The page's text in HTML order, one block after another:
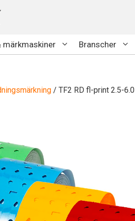
märkmaskiner Branscher
/ TF2 RD fl-print 2.5-6.0